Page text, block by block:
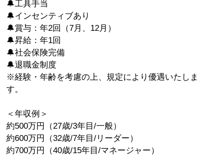
🔔工具手当
🔔インセンティブあり
🔔賞与：年2回（7月、12月）
🔔昇給：年1回
🔔社会保険完備
🔔退職金制度
※経験・年齢を考慮の上、規定により優遇いたしま
す。
＜年収例＞
約500万円（27歳/3年目/一般）
約600万円（32歳/7年目/リーダー）
約700万円（40歳/15年目/マネージャー）